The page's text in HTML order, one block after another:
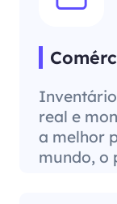
real e
a melhor
mundo, o